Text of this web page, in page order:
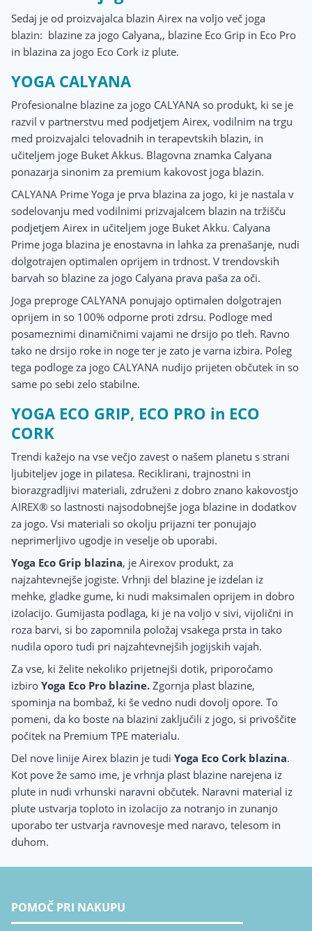
Sedaj je od proizvajalca blazin Airex na voljo več joga
blazin: blazine za jogo Calyana,, blazine Eco Grip in Eco Pro
in blazina za jogo Eco Cork iz plute.
YOGA CALYANA
Profesionalne blazine za jogo CALYANA so produkt, ki se je
razvil v partnerstvu med podjetjem Airex, vodilnim na trgu
med proizvajalci telovadnih in terapevtskih blazin, in
učiteljem joge Buket Akkus. Blagovna znamka Calyana
ponazarja sinonim za premium kakovost joga blazin.
CALYANA Prime Yoga je prva blazina za jogo, ki je nastala v
sodelovanju med vodilnimi prizvajalcem blazin na tržišču
podjetjem Airex in učiteljem joge Buket Akku. Calyana
Prime joga blazina je enostavna in lahka za prenašanje, nudi
dolgotrajen optimalen oprijem in trdnost. V trendovskih
barvah so blazine za jogo Calyana prava paša za oči.
Joga preproge CALYANA ponujajo optimalen dolgotrajen
oprijem in so 100% odporne proti zdrsu. Podloge med
posameznimi dinamičnimi vajami ne drsijo po tleh. Ravno
tako ne drsijo roke in noge ter je zato je varna izbira. Poleg
tega podloge za jogo CALYANA nudijo prijeten občutek in so
same po sebi zelo stabilne.
YOGA ECO GRIP, ECO PRO in ECO
CORK
Trendi kažejo na vse večjo zavest o našem planetu s strani
ljubiteljev joge in pilatesa. Reciklirani, trajnostni in
biorazgradljivi materiali, združeni z dobro znano kakovostjo
AIREX® so lastnosti najsodobnejše joga blazine in dodatkov
za jogo. Vsi materiali so okolju prijazni ter ponujajo
neprimerljivo ugodje in veselje ob uporabi.
Yoga Eco Grip blazina, je Airexov produkt, za
najzahtevnejše jogiste. Vrhnji del blazine je izdelan iz
mehke, gladke gume, ki nudi maksimalen oprijem in dobro
izolacijo. Gumijasta podlaga, ki je na voljo v sivi, vijolični in
roza barvi, si bo zapomnila položaj vsakega prsta in tako
nudila oporo tudi pri najzahtevnejših jogijskih vajah.
Za vse, ki želite nekoliko prijetnejši dotik, priporočamo
izbiro Yoga Eco Pro blazine. Zgornja plast blazine,
spominja na bombaž, ki še vedno nudi dovolj opore. To
pomeni, da ko boste na blazini zaključili z jogo, si privoščite
počitek na Premium TPE materialu.
Del nove linije Airex blazin je tudi Yoga Eco Cork blazina.
Kot pove že samo ime, je vrhnja plast blazine narejena iz
plute in nudi vrhunski naravni občutek. Naravni material iz
plute ustvarja toploto in izolacijo za notranjo in zunanjo
uporabo ter ustvarja ravnovesje med naravo, telesom in
duhom.
POMOČ PRI NAKUPU